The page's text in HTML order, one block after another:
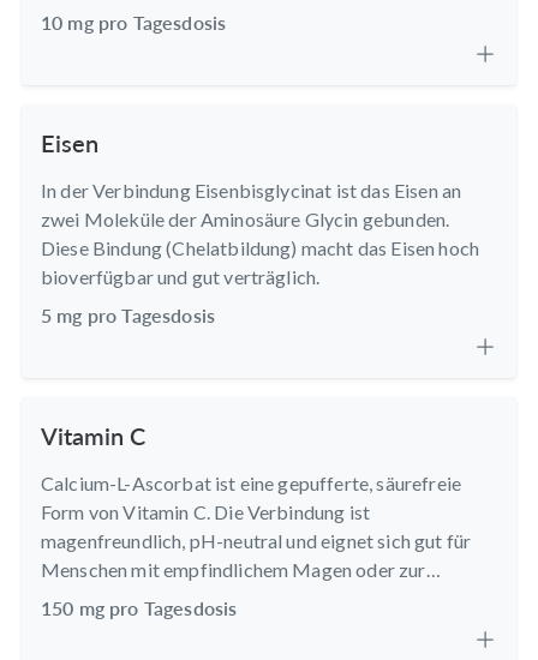
seit Langem geschätzt.
10 mg pro Tagesdosis
Eisen
In der Verbindung Eisenbisglycinat ist das Eisen an
zwei Moleküle der Aminosäure Glycin gebunden.
Diese Bindung (Chelatbildung) macht das Eisen hoch
bioverfügbar und gut verträglich.
5 mg pro Tagesdosis
Vitamin C
Calcium-L-Ascorbat ist eine gepufferte, säurefreie
Form von Vitamin C. Die Verbindung ist
magenfreundlich, pH-neutral und eignet sich gut für
Menschen mit empfindlichem Magen oder zur
langfristigen Einnahme.
150 mg pro Tagesdosis